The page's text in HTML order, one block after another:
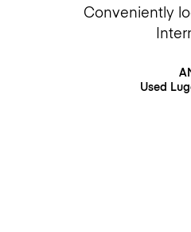
Conveniently
Used